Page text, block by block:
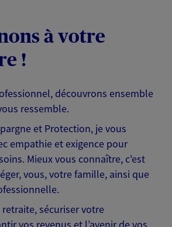
à votre
!
découvrons ensemble
ressemble.
et Protection, je vous
empathie et exigence pour
Mieux vous connaître, c'est
vous, votre famille, ainsi que
sécuriser votre